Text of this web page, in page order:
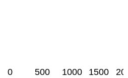
0 500 1000 1500